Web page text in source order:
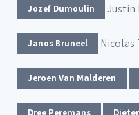
Jozef Dumoulin Justin
Janos Bruneel Nicolas
Jeroen Van Malderen